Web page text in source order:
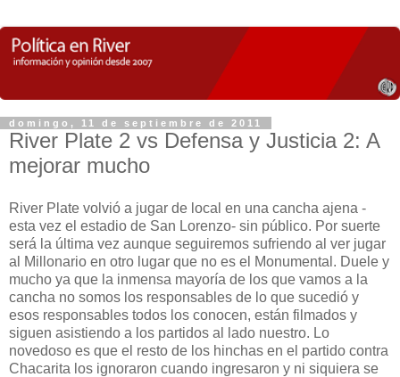
domingo, 11 de septiembre de 2011
River Plate 2 vs Defensa y Justicia 2: A
mejorar mucho
River Plate volvió a jugar de local en una cancha ajena -
esta vez el estadio de San Lorenzo- sin público. Por suerte
será la última vez aunque seguiremos sufriendo al ver jugar
al Millonario en otro lugar que no es el Monumental. Duele y
mucho ya que la inmensa mayoría de los que vamos a la
cancha no somos los responsables de lo que sucedió y
esos responsables todos los conocen, están filmados y
siguen asistiendo a los partidos al lado nuestro. Lo
novedoso es que el resto de los hinchas en el partido contra
Chacarita los ignoraron cuando ingresaron y ni siquiera se